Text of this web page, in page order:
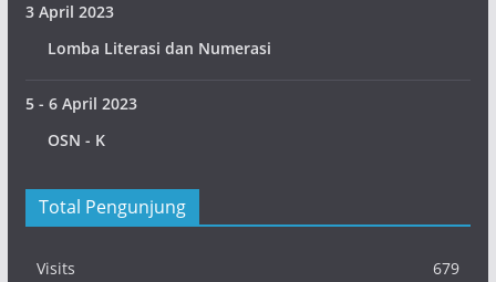
3 April 2023
Lomba Literasi dan Numerasi
5 - 6 April 2023
OSN - K
Total Pengunjung
Visits
679